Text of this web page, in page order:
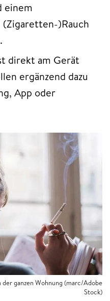
einem
)Rauch
direkt am Gerät
ergänzend dazu
App oder
ganzen Wohnung (marc/Adobe
Stock)